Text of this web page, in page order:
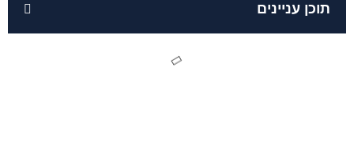
תוכן עניינים